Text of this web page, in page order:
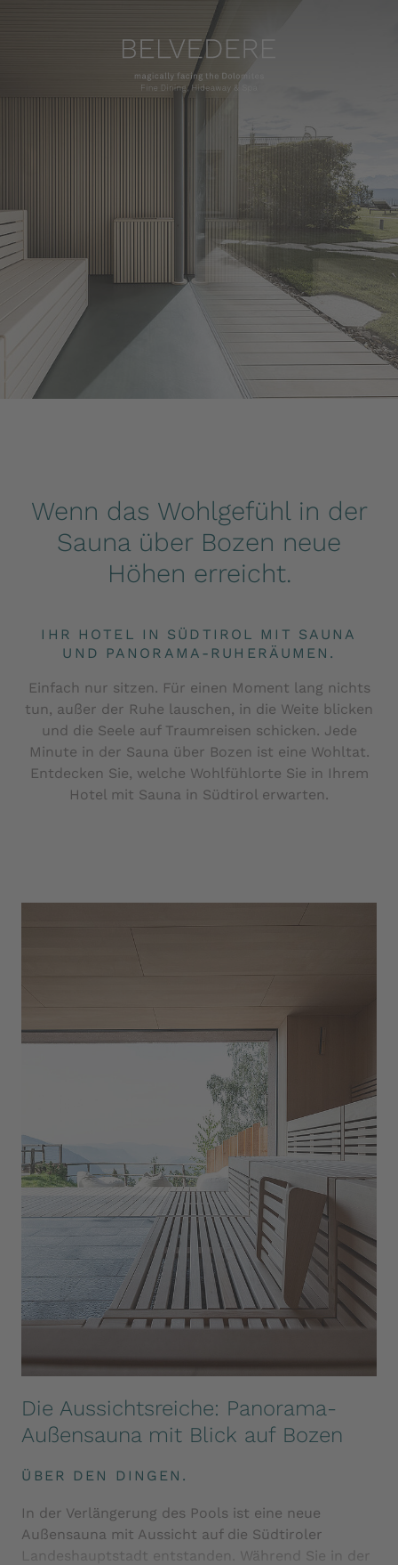
Wenn das Wohlgefühl in der
Sauna über Bozen neue
Höhen erreicht.
IHR HOTEL IN SÜDTIROL MIT SAUNA
UND PANORAMA-RUHERÄUMEN.
Einfach nur sitzen. Für einen Moment lang nichts
tun, außer der Ruhe lauschen, in die Weite blicken
und die Seele auf Traumreisen schicken. Jede
Minute in der Sauna über Bozen ist eine Wohltat.
Entdecken Sie, welche Wohlfühlorte Sie in Ihrem
Hotel mit Sauna in Südtirol erwarten.
Die Aussichtsreiche: Panorama-
Außensauna mit Blick auf Bozen
ÜBER DEN DINGEN.
In der Verlängerung des Pools ist eine neue
Außensauna mit Aussicht auf die Südtiroler
Landeshauptstadt entstanden. Während Sie in der